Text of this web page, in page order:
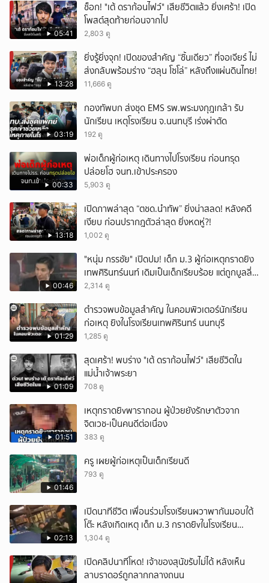
05:41
ช็อก! "เต้ ดราก้อนไฟว์" เสียชีวิตแล้ว ยิ่งเศร้า! เปิด
โพสต์สุดท้ายก่อนจากไป
2,803 ดู
13:28
ยิ่งรู้ยิ่งจุก! เปิดของสำคัญ “ชิ้นเดียว” ที่จอเจียร์ ไม่
ส่งกลับพร้อมร่าง “ฮลุน โซโล่” หลังถึงแผ่นดินไทย!
11,666 ดู
03:19
กองทัพบก ส่งชุด EMS รพ.พระมงกุฎเกล้า รับ
นักเรียน เหตุโรงเรียน จ.นนทบุรี เร่งผ่าตัด
192 ดู
00:33
พ่อเด็กผู้ก่อเหตุ เดินทางไปโรงเรียน ก่อนทรุด
ปล่อยโฮ จนท.เข้าประครอง
5,903 ดู
13:18
เปิดภาพล่าสุด “ตชด.นำทัพ” ยิ่งน่าสลด! หลังคดี
เงียบ ก่อนปรากฎตัวล่าสุด ยิ่งหดหู่?!
1,002 ดู
00:46
"หนุ่ม กรรชัย" เปิดปม! เด็ก ม.3 ผู้ก่อเหตุกราดยิง
เทพศิรินทร์นนท์ เดิมเป็นเด็กเรียบร้อย แต่ถูกบูลลี่
หนัก คาดแรงกดดันสะสมกลายเป็นแรงแค้น จนก่อ
2,314 ดู
01:29
ตำรวจพบข้อมูลสำคัญ ในคอมพิวเตอร์นักเรียน
ก่อเหตุ ยิงในโรงเรียนเทพศิรินทร์ นนทบุรี
1,285 ดู
01:09
สุดเศร้า! พบร่าง "เต้ ดราก้อนไฟว์" เสียชีวิตใน
แม่น้ำเจ้าพระยา
708 ดู
01:51
เหตุกราดยิvพารากอน ผู้ป่วยยังรักษาตัวจาก
จิตเวช-เป็นคนดีต่อเนื่อง
383 ดู
01:46
ครู เผยผู้ก่อเหตุเป็นเด็กเรียนดี
793 ดู
02:13
เปิดนาทีชีวิต เพื่อนร่วมโรงเรียนผวาพากันมอบใต้
โต๊ะ หลังเกิดเหตุ เด็ก ม.3 กราดยิvในโรงเรียน
เทพศิรินทร์นนท์ แบบไม่เลือกหน้า เสียงปืนดังสนั่น
1,304 ดู
เปิดคลิปนาทีโหด! เจ้าของสุนัขรับไม่ได้ หลังเห็น
ลาบราดอร์ถูกลากกลางถนน